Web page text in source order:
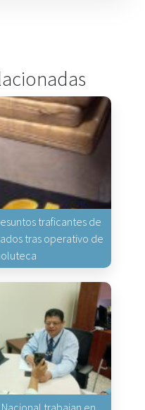
traficantes de
tras operativo de
trabajan en